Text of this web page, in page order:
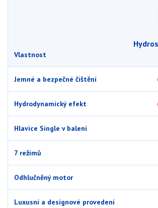
Vlastnost
Jemné a bezpečné čištění
Hydrodynamický efekt
Hlavice Single v balení
7 režimů
Odhlučněný motor
Luxusní a designové provedení